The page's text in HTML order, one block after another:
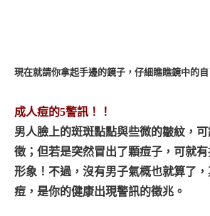
現在就請你拿起手邊的鏡子，仔細瞧瞧鏡中的
成人痘的5警訊！！
男人臉上的斑斑點點與些微的皺紋，
徵；但若是突然冒出了顆痘子，可就
形象！不過，沒有男子氣概也就算了
痘，是你的健康出現警訊的徵兆。